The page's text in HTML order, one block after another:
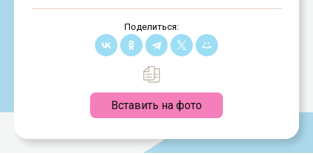
Поделиться:
Вставить на фото